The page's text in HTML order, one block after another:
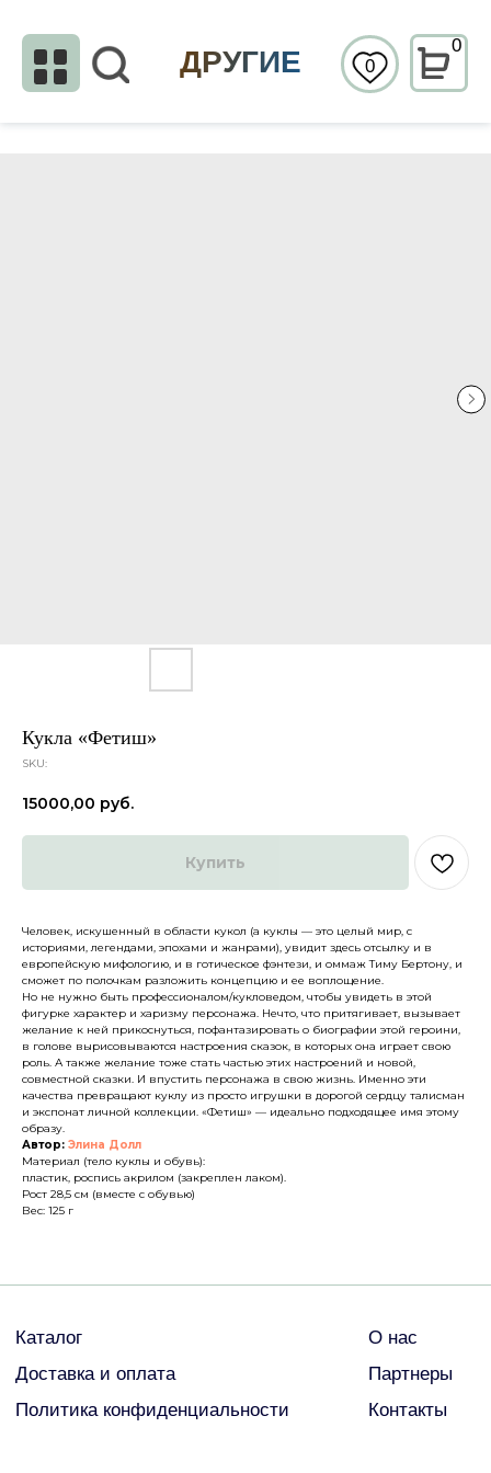
Кукла «Фетиш»
SKU:
15000,00 руб.
Купить
Человек, искушенный в области кукол (а куклы — это целый мир, с
историями, легендами, эпохами и жанрами), увидит здесь отсылку и в
европейскую мифологию, и в готическое фэнтези, и оммаж Тиму Бертону, и
сможет по полочкам разло­жить концепцию и ее воплощение.
Но не нужно быть профессионалом/кукловедом, чтобы увидеть в этой
фигурке характер и харизму персонажа. Нечто, что притягивает, вызывает
желание к ней прикоснуться, по­фантазировать о биографии этой героини,
в голове вырисовы­ваются настроения сказок, в которых она играет свою
роль. А также желание тоже стать частью этих настроений и новой,
совместной сказки. И впустить персонажа в свою жизнь. Имен­но эти
качества превращают куклу из просто игрушки в дорогой сердцу талисман
и экспонат личной коллекции. «Фетиш» — идеально подходящее имя этому
образу.
Автор: Элина Долл
Материал (тело куклы и обувь):
пластик, роспись акрилом (закреплен лаком).
Рост 28,5 см (вместе с обувью)
Вес: 125 г
© Все права защищены
2026
ДРУГИЕ
Каталог
Доставка и оплата
Политика конфиденциальности
О нас
Партнеры
Контакты